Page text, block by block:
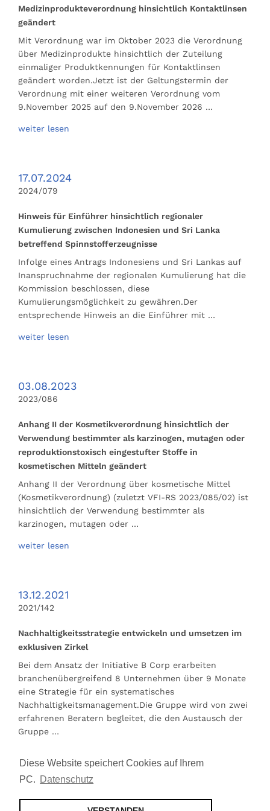
Diese Website speichert Cookies auf Ihrem
PC. Datenschutz
Medizinprodukteverordnung hinsichtlich Kontaktlinsen
geändert
Mit Verordnung war im Oktober 2023 die Verordnung
über Medizinprodukte hinsichtlich der Zuteilung
einmaliger Produktkennungen für Kontaktlinsen
geändert worden.Jetzt ist der Geltungstermin der
Verordnung mit einer weiteren Verordnung vom
9.November 2025 auf den 9.November 2026 …
weiter lesen
17.07.2024
2024/079
Hinweis für Einführer hinsichtlich regionaler
Kumulierung zwischen Indonesien und Sri Lanka
betreffend Spinnstofferzeugnisse
Infolge eines Antrags Indonesiens und Sri Lankas auf
Inanspruchnahme der regionalen Kumulierung hat die
Kommission beschlossen, diese
Kumulierungsmöglichkeit zu gewähren.Der
entsprechende Hinweis an die Einführer mit …
weiter lesen
03.08.2023
2023/086
Anhang II der Kosmetikverordnung hinsichtlich der
Verwendung bestimmter als karzinogen, mutagen oder
reproduktionstoxisch eingestufter Stoffe in
kosmetischen Mitteln geändert
Anhang II der Verordnung über kosmetische Mittel
(Kosmetikverordnung) (zuletzt VFI-RS 2023/085/02) ist
hinsichtlich der Verwendung bestimmter als
karzinogen, mutagen oder …
weiter lesen
13.12.2021
2021/142
Nachhaltigkeitsstrategie entwickeln und umsetzen im
exklusiven Zirkel
Bei dem Ansatz der Initiative B Corp erarbeiten
branchenübergreifend 8 Unternehmen über 9 Monate
eine Strategie für ein systematisches
Nachhaltigkeitsmanagement.Die Gruppe wird von zwei
erfahrenen Beratern begleitet, die den Austausch der
Gruppe …
16.08.2021